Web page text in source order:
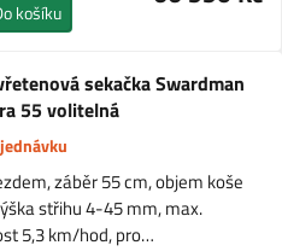
košíku
sekačka Swardman
55 volitelná
záběr 55 cm, objem koše
střihu 4-45 mm, max.
5,3 km/hod, pro…